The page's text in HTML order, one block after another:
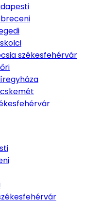
székesfehérvár